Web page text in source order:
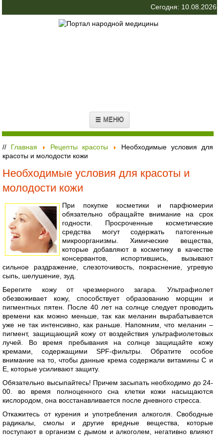
Сегодня: 10.08.2026
☰ МЕНЮ
// Главная Рецепты красоты
Необходимые условия для
красоты и молодости кожи
Необходимые условия для красоты и
молодости кожи
При покупке косметики и парфюмерии
обязательно обращайте внимание на срок
годности. Просроченные косметические
средства могут содержать патогенные
микроорганизмы. Химические вещества,
которые добавляют в косметику в качестве
консервантов, испортившись, вызывают
сильное раздражение, слезоточивость, покраснение, угревую
сыпь, шелушение, зуд.
Берегите кожу от чрезмерного загара. Ультрафиолет
обезвоживает кожу, способствует образованию морщин и
пигментных пятен. После 40 лет на солнце следует проводить
времени как можно меньше, так как меланин вырабатывается
уже не так интенсивно, как раньше. Напомним, что меланин –
пигмент, защищающий кожу от воздействия ультрафиолетовых
лучей. Во время пребывания на солнце защищайте кожу
кремами, содержащими SPF-фильтры. Обратите особое
внимание на то, чтобы данные крема содержали витамины С и
Е, которые усиливают защиту.
Обязательно высыпайтесь! Причем засыпать необходимо до 24-
00. во время полноценного сна клетки кожи насыщаются
кислородом, она восстанавливается после дневного стресса.
Откажитесь от курения и употребления алкоголя. Свободные
радикалы, смолы и другие вредные вещества, которые
поступают в организм с дымом и алкоголем, негативно влияют